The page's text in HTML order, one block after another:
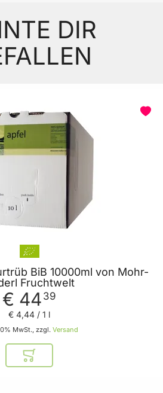
DIR
BiB 10000ml von Mohr-
Fruchtwelt
€ 44 39
MwSt., zzgl. Versand
€ 4,44 / 1 l
In den Warenkorb